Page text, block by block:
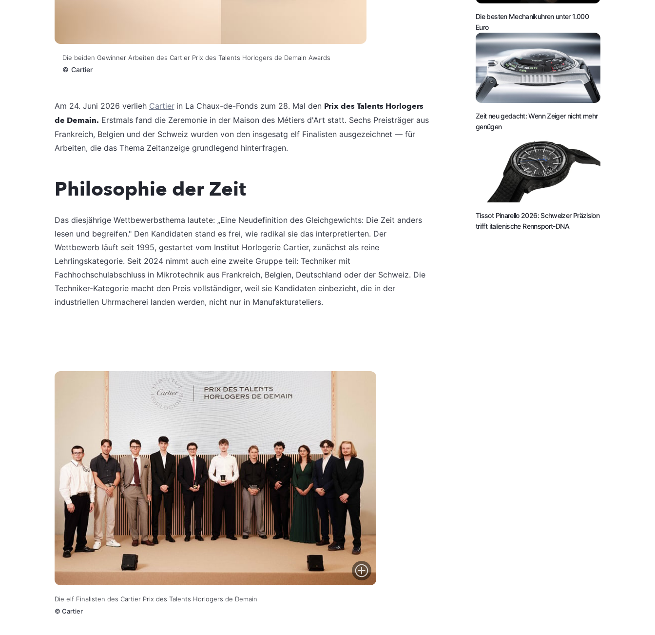
Die beiden Gewinner Arbeiten des Cartier Prix des Talents Horlogers de Demain Awards
© Cartier
Am 24. Juni 2026 verlieh Cartierin La Chaux-de-Fonds zum 28. Mal den Prix des Talents Horlogers
de Demain. Erstmals fand die Zeremonie in der Maison des Métiers d'Art statt. Sechs Preisträger aus
Frankreich, Belgien und der Schweiz wurden von den insgesatg elf Finalisten ausgezeichnet — für
Arbeiten, die das Thema Zeitanzeige grundlegend hinterfragen.
Philosophie der Zeit
Das diesjährige Wettbewerbsthema lautete: „Eine Neudefinition des Gleichgewichts: Die Zeit anders
lesen und begreifen." Den Kandidaten stand es frei, wie radikal sie das interpretierten. Der
Wettbewerb läuft seit 1995, gestartet vom Institut Horlogerie Cartier, zunächst als reine
Lehrlingskategorie. Seit 2024 nimmt auch eine zweite Gruppe teil: Techniker mit
Fachhochschulabschluss in Mikrotechnik aus Frankreich, Belgien, Deutschland oder der Schweiz. Die
Techniker-Kategorie macht den Preis vollständiger, weil sie Kandidaten einbezieht, die in der
industriellen Uhrmacherei landen werden, nicht nur in Manufakturateliers.
Die elf Finalisten des Cartier Prix des Talents Horlogers de Demain
© Cartier
Die besten Mechanikuhren unter 1.000
Euro
Zeit neu gedacht: Wenn Zeiger nicht mehr
genügen
Tissot Pinarello 2026: Schweizer Präzision
trifft italienische Rennsport-DNA